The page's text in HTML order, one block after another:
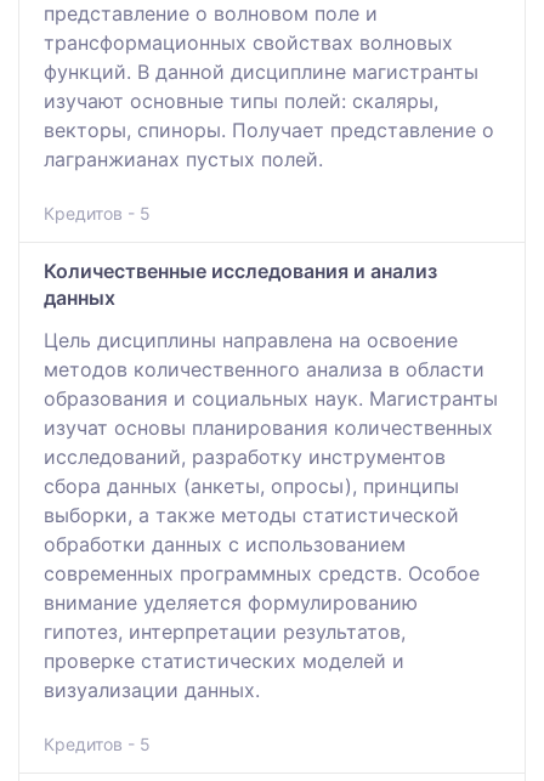
представление о волновом поле и
трансформационных свойствах волновых
функций. В данной дисциплине магистранты
изучают основные типы полей: скаляры,
векторы, спиноры. Получает представление о
лагранжианах пустых полей.
Кредитов - 5
Количественные исследования и анализ
данных
Цель дисциплины направлена на освоение
методов количественного анализа в области
образования и социальных наук. Магистранты
изучат основы планирования количественных
исследований, разработку инструментов
сбора данных (анкеты, опросы), принципы
выборки, а также методы статистической
обработки данных с использованием
современных программных средств. Особое
внимание уделяется формулированию
гипотез, интерпретации результатов,
проверке статистических моделей и
визуализации данных.
Кредитов - 5